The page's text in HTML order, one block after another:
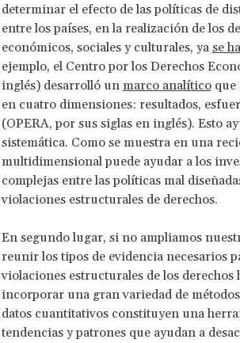
determinar el efecto de las políticas de
entre los países, en la realización de los
económicos, sociales y culturales, ya se
ejemplo, el Centro por los Derechos
inglés) desarrolló un marco analíticoque
en cuatro dimensiones: resultados,
(OPERA, por sus siglas en inglés). Esto
sistemática. Como se muestra en una
multidimensional puede ayudar a los
complejas entre las políticas mal
violaciones estructurales de derechos.
En segundo lugar, si no ampliamos
reunir los tipos de evidencia necesarios
violaciones estructurales de los
incorporar una gran variedad de
datos cuantitativos constituyen una
tendencias y patrones que ayudan a